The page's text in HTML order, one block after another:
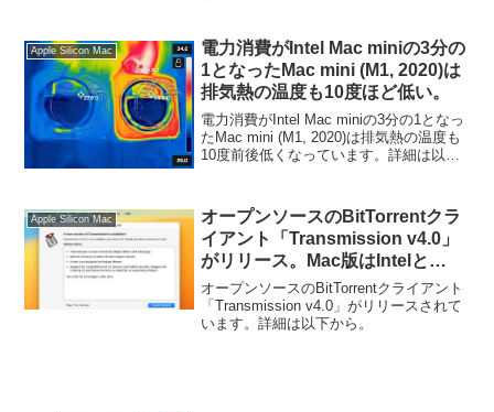
Apple Silicon Mac
電力消費がIntel Mac miniの3分の
1となったMac mini (M1, 2020)は
排気熱の温度も10度ほど低い。
電力消費がIntel Mac miniの3分の1となっ
たMac mini (M1, 2020)は排気熱の温度も
10度前後低くなっています。詳細は以下
Apple Silicon Mac
オープンソースのBitTorrentクラ
イアント「Transmission v4.0」
がリリース。Mac版はIntelと
Apple Siliconをサポートした
Universal 2 Binaryに。
オープンソースのBitTorrentクライアント
「Transmission v4.0」がリリースされて
います。詳細は以下から。